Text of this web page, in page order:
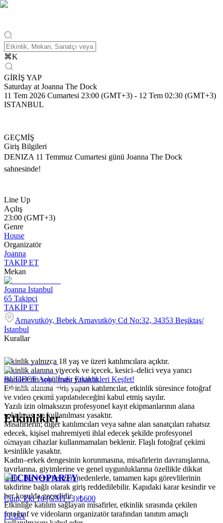
⌘K
GİRİŞ YAP
Saturday at Joanna The Dock
11 Tem 2026 Cumartesi 23:00 (GMT+3) - 12 Tem 02:30 (GMT+3)
ISTANBUL
GEÇMİŞ
Giriş Bilgileri
DENIZA 11 Temmuz Cumartesi günü Joanna The Dock
sahnesinde!
Line Up
Açılış
23:00 (GMT+3)
Genre
House
Organizatör
Joanna
TAKİP ET
Mekan
Joanna Istanbul
65 Takipçi
TAKİP ET
Arnavutköy, Bebek Arnavutköy Cd No:32, 34353 Beşiktaş/
İstanbul
Kurallar
Etkinlik yalnızca 18 yaş ve üzeri katılımcılara açıktır.
Etkinlik alanına yiyecek ve içecek, kesici–delici veya yanıcı
maddelerin sokulması yasaktır.
Etkinlik alanına giriş yapan katılımcılar, etkinlik süresince fotoğraf
ve video çekimi yapılabileceğini kabul etmiş sayılır.
Yazılı izin olmaksızın profesyonel kayıt ekipmanlarının alana
sokulması ve kullanılması yasaktır.
Misafirlerin; diğer katılımcıları veya sahne alan sanatçıları rahatsız
edecek, kişisel mahremiyeti ihlal edecek şekilde profesyonel
olmayan cihazlar kullanmamaları beklenir. Flaşlı fotoğraf çekimi
kesinlikle yasaktır.
Kadın–erkek dengesinin korunmasına, misafirlerin davranışlarına,
tavırlarına, giyimlerine ve genel uygunluklarına özellikle dikkat
edilir. Bu veya benzeri nedenlerle, tamamen kapı görevlilerinin
takdirine bağlı olarak giriş reddedilebilir. Kapıdaki karar kesindir ve
her koşulda geçerlidir.
Etkinliğe katılım sağlayan misafirler, etkinlik sırasında çekilen
fotoğraf ve videoların organizatör tarafından tanıtım amaçlı
BUGECE App'i İndir Etkinlikleri Keşfet!
Etkinlikler
TECHNOPARTY
Cum, Eki 16 (GMT+3)|₺600
FLUX